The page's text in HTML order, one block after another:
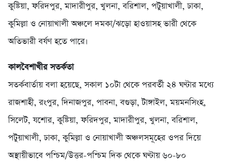
কুষ্টিয়া, ফরিদপুর, মাদারীপুর, খুলনা, বরিশাল, পটুয়াখালী, ঢাকা,
কুমিল্লা ও নোয়াখালী অঞ্চলে দমকা/ঝড়ো হাওয়াসহ ভারী থেকে
অতিভারী বর্যণ হতে পারে।
কালবৈশাখীর সতর্কতা
সতর্কবার্তায় বলা হয়েছে, সকাল ১০টা থেকে পরবর্তী ২৪ ঘণ্টার মধ্যে
রাজশাহী, রংপুর, দিনাজপুর, পাবনা, বগুড়া, টাঙ্গাইল, ময়মনসিংহ,
সিলেট, যশোর, কুষ্টিয়া, ফরিদপুর, মাদারীপুর, খুলনা, বরিশাল,
পটুয়াখালী, ঢাকা, কুমিল্লা ও নোয়াখালী অঞ্চলসমূহের ওপর দিয়ে
অস্থায়ীভাবে পশ্চিম/উত্তর-পশ্চিম দিক থেকে ঘণ্টায় ৬০-৮০